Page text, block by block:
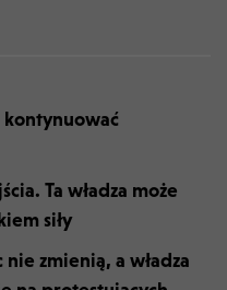
Ta władza może
siły
zmienią, a władza